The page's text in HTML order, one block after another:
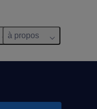
à propos